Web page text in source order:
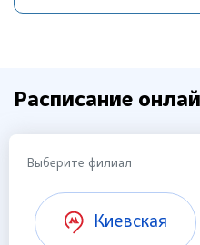
Расписание
Выберите филиал
Киевская